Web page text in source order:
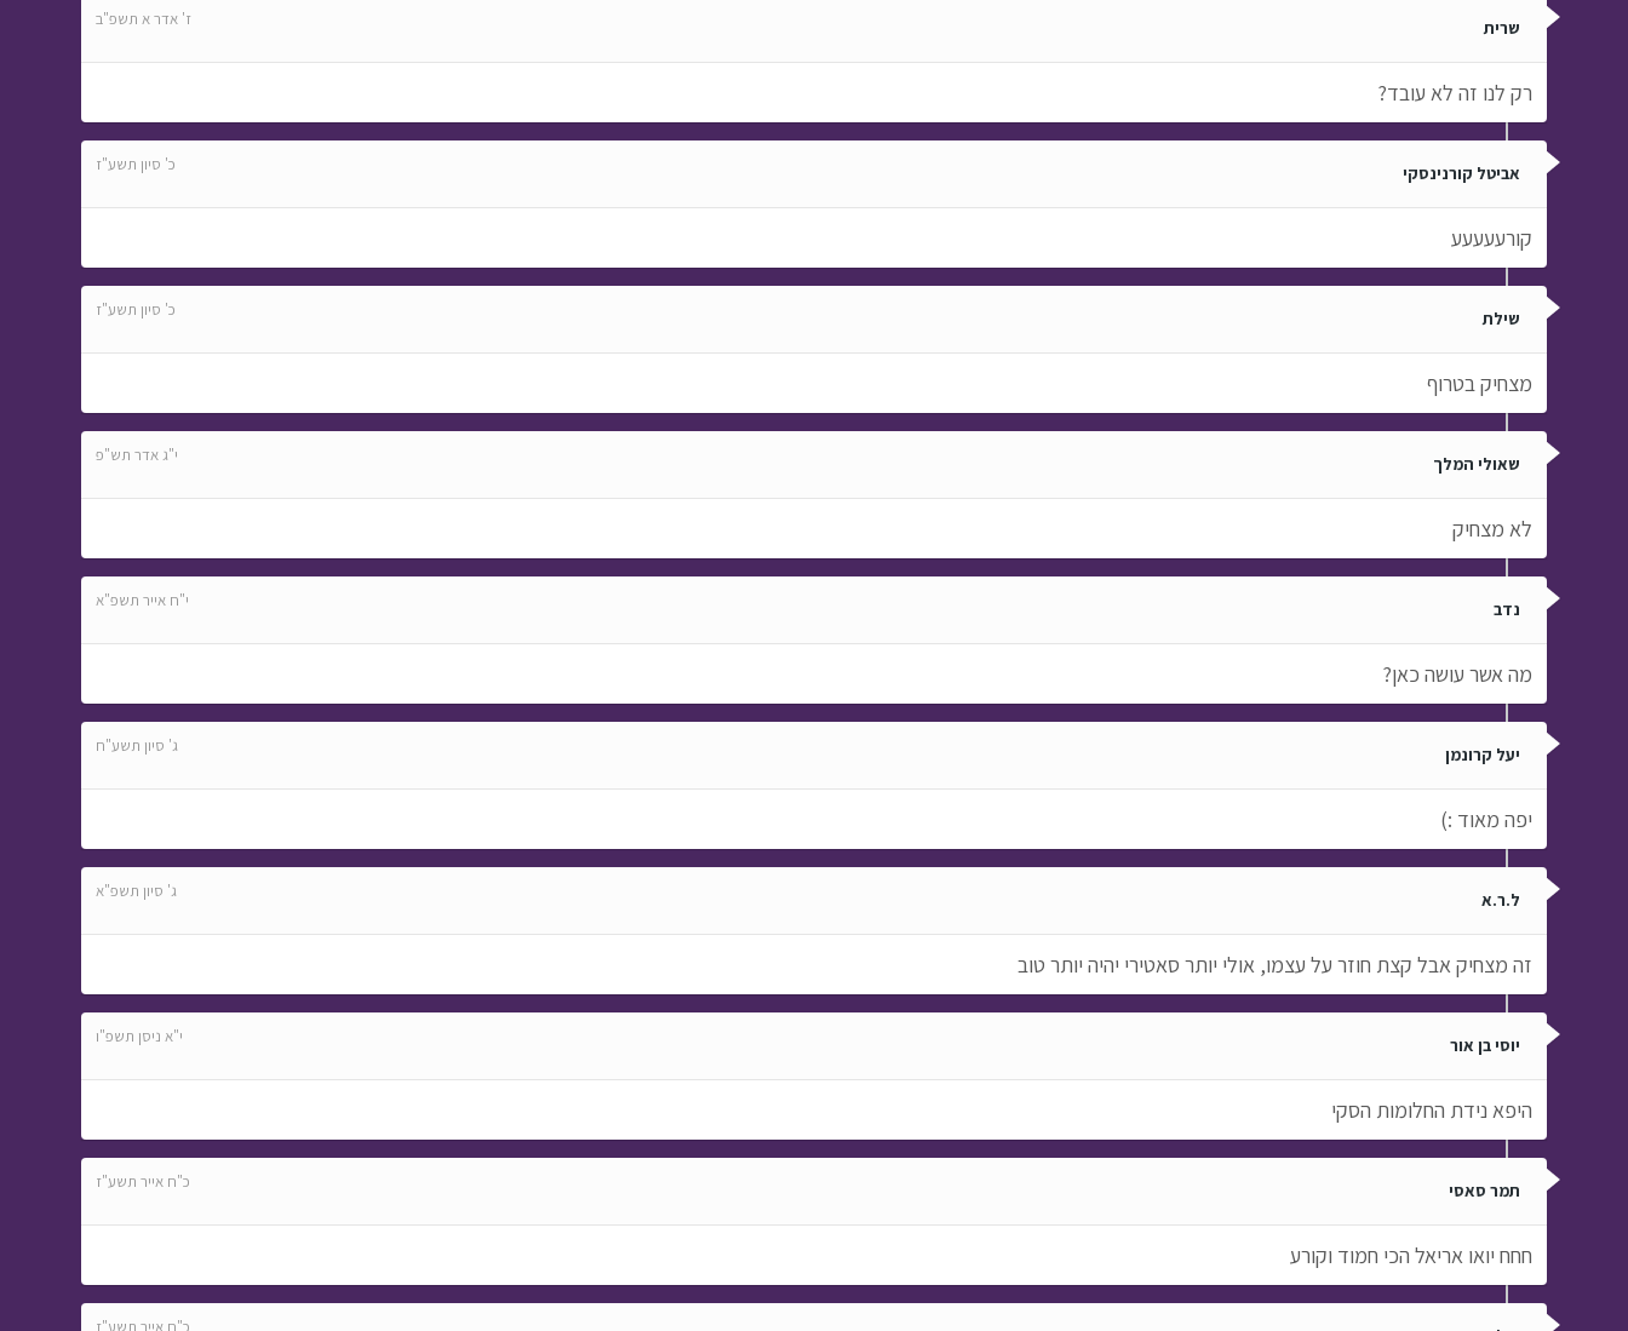
שרית ז' אדר א תשפ"ב
רק לנו זה לא עובד?
אביטל קורנינסקי כ' סיון תשע"ז
קורעעעעע
שילת כ' סיון תשע"ז
מצחיק בטרוף
שאולי המלך י"ג אדר תש"פ
לא מצחיק
נדב י"ח אייר תשפ"א
מה אשר עושה כאן?
יעל קרונמן ג' סיון תשע"ח
יפה מאוד :)
ל.ר.א ג' סיון תשפ"א
זה מצחיק אבל קצת חוזר על עצמו, אולי יותר סאטירי יהיה יותר טוב
יוסי בן אור י"א ניסן תשפ"ו
היפא נידת החלומות הסקי
תמר סאסי כ"ח אייר תשע"ז
חחח יואו אריאל הכי חמוד וקורע
כ"ח אייר תשע"ז